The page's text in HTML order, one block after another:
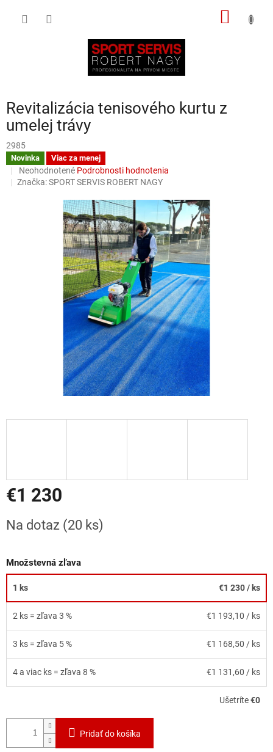
Revitalizácia tenisového kurtu z
umelej trávy
2985
Novinka Viac za menej
Priemerné
hodnotenie
Neohodnotené Podrobnosti hodnotenia
Značka:SPORT SERVIS ROBERT NAGY
€1 230
cena:
Na dotaz (20 ks)
Množstevná zľava
1 ks €1 230/ ks
2 ks = zľava 3 % €1 193,10 / ks
3 ks = zľava 5 % €1 168,50 / ks
4 a viac ks = zľava 8 % €1 131,60 / ks
Ušetríte€0
Pridať do košíka